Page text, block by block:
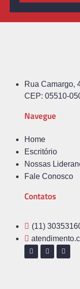
Rua Camargo,
CEP: 05510-
Navegue
Home
Escritório
Nossas
Fale Conosco
Contatos
(11)